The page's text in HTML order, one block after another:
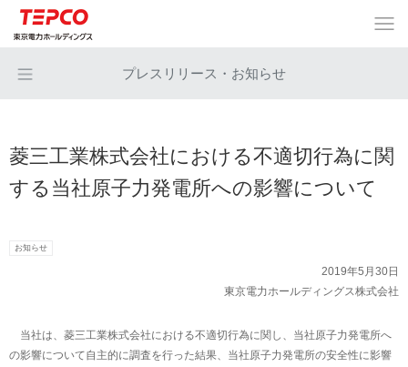
プレスリリース・お知らせ
菱三工業株式会社における不適切行為に関
する当社原子力発電所への影響について
お知らせ
2019年5月30日
東京電力ホールディングス株式会社
当社は、菱三工業株式会社における不適切行為に関し、当社原子力発電所へ
の影響について自主的に調査を行った結果、当社原子力発電所の安全性に影響